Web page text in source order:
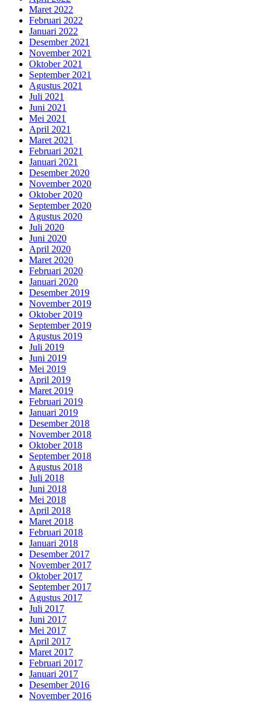
Maret 2022
Februari 2022
Januari 2022
Desember 2021
November 2021
Oktober 2021
September 2021
Agustus 2021
Juli 2021
Juni 2021
Mei 2021
April 2021
Maret 2021
Februari 2021
Januari 2021
Desember 2020
November 2020
Oktober 2020
September 2020
Agustus 2020
Juli 2020
Juni 2020
April 2020
Maret 2020
Februari 2020
Januari 2020
Desember 2019
November 2019
Oktober 2019
September 2019
Agustus 2019
Juli 2019
Juni 2019
Mei 2019
April 2019
Maret 2019
Februari 2019
Januari 2019
Desember 2018
November 2018
Oktober 2018
September 2018
Agustus 2018
Juli 2018
Juni 2018
Mei 2018
April 2018
Maret 2018
Februari 2018
Januari 2018
Desember 2017
November 2017
Oktober 2017
September 2017
Agustus 2017
Juli 2017
Juni 2017
Mei 2017
April 2017
Maret 2017
Februari 2017
Januari 2017
Desember 2016
November 2016